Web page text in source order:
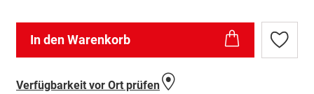
In den Warenkorb
Zur
Verfügbarkeit vor Ort prüfen